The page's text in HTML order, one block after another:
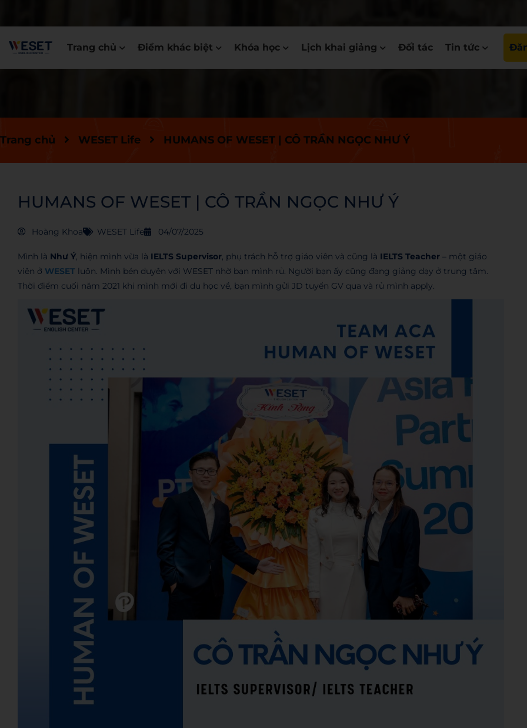
Trang chủ Điểm khác biệt Khóa học Lịch khai giảng Đối tác Tin tức
Trang chủ WESET Life HUMANS OF WESET | CÔ TRẦN NGỌC NHƯ Ý
HUMANS OF WESET | CÔ TRẦN NGỌC NHƯ Ý
Hoàng Khoa WESET Life 04/07/2025
Mình là Như Ý, hiện mình vừa là IELTS Supervisor, phụ trách hỗ trợ giáo viên và cũng là IELTS Teacher – một giáo
viên ở WESET luôn. Mình bén duyên với WESET nhờ bạn mình rủ. Người bạn ấy cũng đang giảng dạy ở trung tâm.
Thời điểm cuối năm 2021 khi mình mới đi du học về, bạn mình gửi JD tuyển GV qua và rủ mình apply.